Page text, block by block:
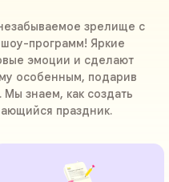
зрелище с
программ! Яркие
эмоции и сделают
особенным, подарив
Мы знаем, как создать
праздник.